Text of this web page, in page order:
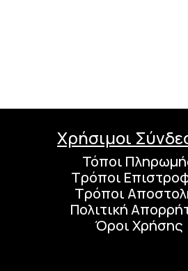
Χρήσιμοι
Τόποι
Τρόποι
Τρόποι
Πολιτική
Όροι Χρήσης